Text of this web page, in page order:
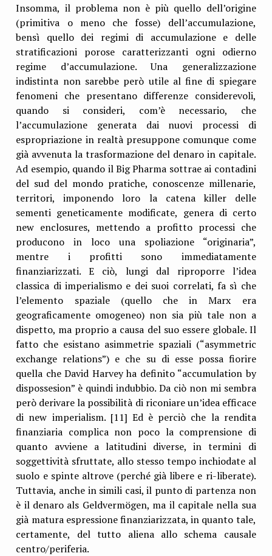
Insomma, il problema non è più quello dell’origine
(primitiva o meno che fosse) dell’accumulazione,
bensì quello dei regimi di accumulazione e delle
stratificazioni porose caratterizzanti ogni odierno
regime d’accumulazione. Una generalizzazione
indistinta non sarebbe però utile al fine di spiegare
fenomeni che presentano differenze considerevoli,
quando si consideri, com’è necessario, che
l’accumulazione generata dai nuovi processi di
espropriazione in realtà presuppone comunque come
già avvenuta la trasformazione del denaro in capitale.
Ad esempio, quando il Big Pharma sottrae ai contadini
del sud del mondo pratiche, conoscenze millenarie,
territori, imponendo loro la catena killer delle
sementi geneticamente modificate, genera di certo
new enclosures, mettendo a profitto processi che
producono in loco una spoliazione “originaria”,
mentre i profitti sono immediatamente
finanziarizzati. E ciò, lungi dal riproporre l’idea
classica di imperialismo e dei suoi correlati, fa sì che
l’elemento spaziale (quello che in Marx era
geograficamente omogeneo) non sia più tale non a
dispetto, ma proprio a causa del suo essere globale. Il
fatto che esistano asimmetrie spaziali (“asymmetric
exchange relations”) e che su di esse possa fiorire
quella che David Harvey ha definito “accumulation by
dispossesion” è quindi indubbio. Da ciò non mi sembra
però derivare la possibilità di riconiare un’idea efficace
di new imperialism. [11] Ed è perciò che la rendita
finanziaria complica non poco la comprensione di
quanto avviene a latitudini diverse, in termini di
soggettività sfruttate, allo stesso tempo inchiodate al
suolo e spinte altrove (perché già libere e ri-liberate).
Tuttavia, anche in simili casi, il punto di partenza non
è il denaro als Geldvermögen, ma il capitale nella sua
già matura espressione finanziarizzata, in quanto tale,
certamente, del tutto aliena allo schema causale
centro/periferia.